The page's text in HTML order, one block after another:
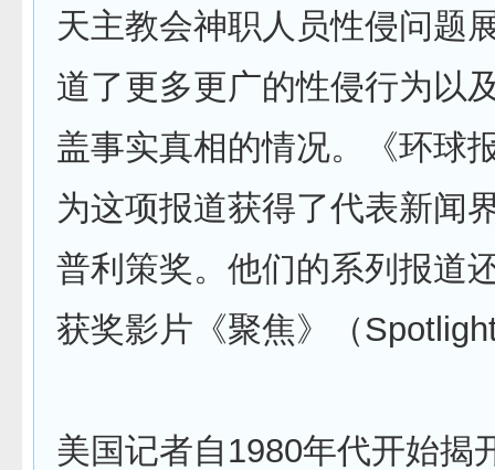
天主教会神职人员性侵问题
道了更多更广的性侵行为以
盖事实真相的情况。《环球
为这项报道获得了代表新闻
普利策奖。他们的系列报道
获奖影片《聚焦》（
美国记者自1980年代开始揭